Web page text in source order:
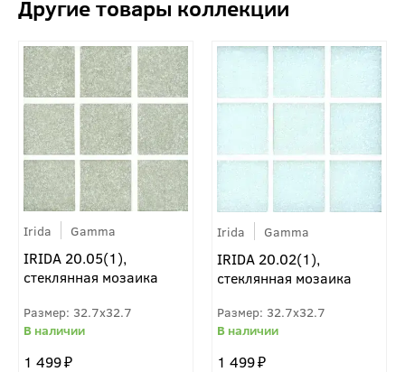
Irida Gamma
IRIDA 20.05(1),
стеклянная мозаика
32.7x32.7
1 499
Irida Gamma
IRIDA 20.02(1),
стеклянная мозаика
32.7x32.7
1 499